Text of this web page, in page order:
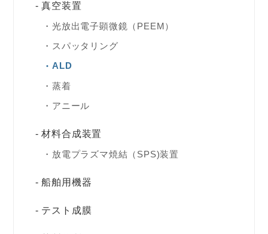
真空装置
光放出電子顕微鏡（PEEM）
スパッタリング
ALD
蒸着
アニール
材料合成装置
放電プラズマ焼結（SPS)装置
船舶用機器
テスト成膜